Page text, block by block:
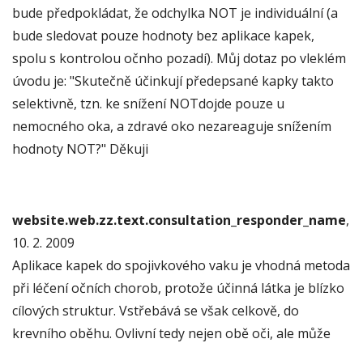
bude předpokládat, že odchylka NOT je individuální (a
bude sledovat pouze hodnoty bez aplikace kapek,
spolu s kontrolou očnho pozadí). Můj dotaz po vleklém
úvodu je: "Skutečně účinkují předepsané kapky takto
selektivně, tzn. ke snížení NOTdojde pouze u
nemocného oka, a zdravé oko nezareaguje snížením
hodnoty NOT?" Děkuji
website.web.zz.text.consultation_responder_name,
10. 2. 2009
Aplikace kapek do spojivkového vaku je vhodná metoda
při léčení očních chorob, protože účinná látka je blízko
cílových struktur. Vstřebává se však celkově, do
krevního oběhu. Ovlivní tedy nejen obě oči, ale může